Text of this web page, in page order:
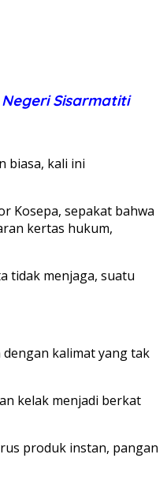
Sisarmatiti
biasa, kali ini
Kosepa, sepakat bahwa
kertas hukum,
tidak menjaga, suatu
kalimat yang tak
kelak menjadi berkat
produk instan, pangan